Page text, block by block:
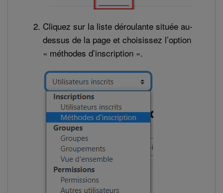
Cliquez sur la liste déroulante située au-
dessus de la page et choisissez l’option
« méthodes d’inscription ».